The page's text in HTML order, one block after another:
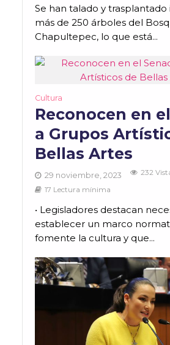
Se han talado y
más de 250 árboles del
Chapultepec, lo que está...
Cultura
Reconocen en
a Grupos
Bellas Artes
29 noviembre, 2023
232
17 Lectura mínima
• Legisladores destacan
establecer un marco
fomente la cultura y que...